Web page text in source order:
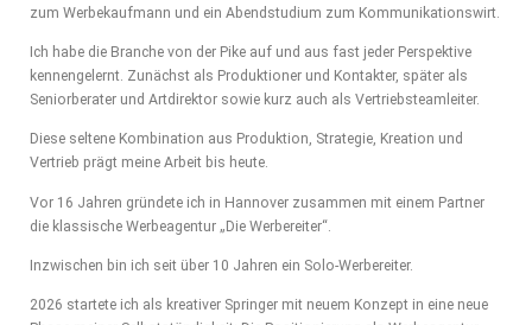
zum Werbekaufmann und ein Abendstudium zum Kommunikationswirt.
Ich habe die Branche von der Pike auf und aus fast jeder Perspektive
kennengelernt. Zunächst als Produktioner und Kontakter, später als
Seniorberater und Artdirektor sowie kurz auch als Vertriebsteamleiter.
Diese seltene Kombination aus Produktion, Strategie, Kreation und
Vertrieb prägt meine Arbeit bis heute.
Vor 16 Jahren gründete ich in Hannover zusammen mit einem Partner
die klassische Werbeagentur „Die Werbereiter“.
Inzwischen bin ich seit über 10 Jahren ein Solo-Werbereiter.
2026 startete ich als kreativer Springer mit neuem Konzept in eine neue